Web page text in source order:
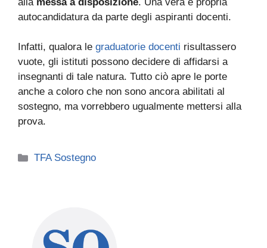
autocandidatura da parte degli aspiranti docenti.
Infatti, qualora le graduatorie docenti risultassero
vuote, gli istituti possono decidere di affidarsi a
insegnanti di tale natura. Tutto ciò apre le porte
anche a coloro che non sono ancora abilitati al
sostegno, ma vorrebbero ugualmente mettersi alla
prova.
Categorie
TFA Sostegno